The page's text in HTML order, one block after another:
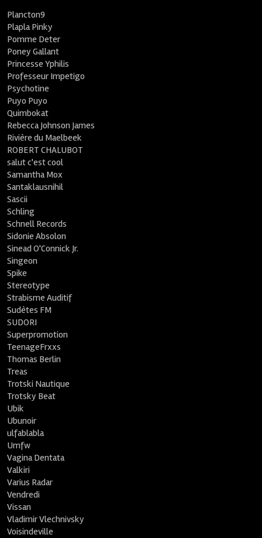
Plancton9
Plapla Pinky
Pomme Deter
Poney Gallant
Princesse Yphilis
Professeur Impetigo
Psychotine
Puyo Puyo
Quimbokat
Rebecca Johnson James
Rivière du Maelbeek
ROBERT CHALUBOT
salut c'est cool
Samantha Mox
Santaklausnihil
Sascii
Schling
Schnell Records
Sidonie Absolon
Sinead O'Connick Jr.
Singeon
Spike
Stereotype
Strabisme Auditif
Sudètes FM
SUDORI
Superpromotion
TeenageFrxxs
Thomas Berlin
Treas
Trotski Nautique
Trotsky Beat
Ubik
Ubunoir
ulfablabla
Umfw
Vagina Dentata
Valkiri
Varius Radar
Vendredi
Vissan
Vladimir Vlechnivsky
Voisindeville